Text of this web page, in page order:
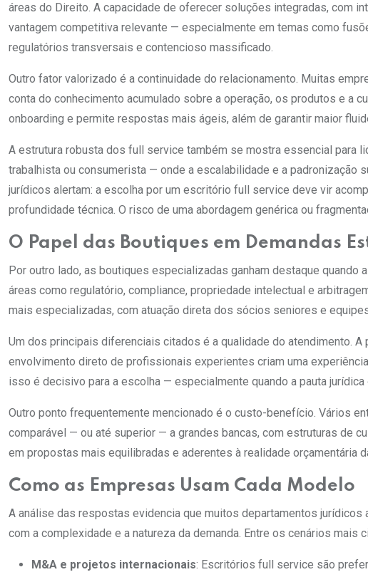
áreas do Direito. A capacidade de oferecer soluções integradas, com
vantagem competitiva relevante — especialmente em temas como
regulatórios transversais e contencioso massificado.
Outro fator valorizado é a continuidade do relacionamento. Muitas
conta do conhecimento acumulado sobre a operação, os produtos e a
onboarding e permite respostas mais ágeis, além de garantir maior
A estrutura robusta dos full service também se mostra essencial
trabalhista ou consumerista — onde a escalabilidade e a padronização
jurídicos alertam: a escolha por um escritório full service deve vir
profundidade técnica. O risco de uma abordagem genérica ou
O Papel das Boutiques em Demandas
Por outro lado, as boutiques especializadas ganham destaque
áreas como regulatório, compliance, propriedade intelectual e
mais especializadas, com atuação direta dos sócios seniores e
Um dos principais diferenciais citados é a qualidade do atendimento.
envolvimento direto de profissionais experientes criam uma
isso é decisivo para a escolha — especialmente quando a pauta
Outro ponto frequentemente mencionado é o custo-benefício. Vários
comparável — ou até superior — a grandes bancas, com estruturas de
em propostas mais equilibradas e aderentes à realidade orçamentária
Como as Empresas Usam Cada Modelo
A análise das respostas evidencia que muitos departamentos
com a complexidade e a natureza da demanda. Entre os cenários mais
M&A e projetos internacionais: Escritórios full service são